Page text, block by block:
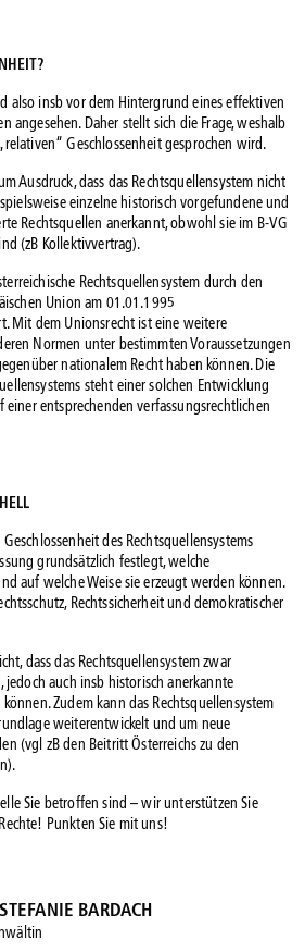
also insb vor dem Hintergrund eines effektiven
angesehen. Daher stellt sich die Frage, weshalb
Geschlossenheit gesprochen wird.
Ausdruck, dass das Rechtsquellensystem nicht
einzelne historisch vorgefundene und
Rechtsquellen anerkannt, obwohl sie im B-VG
(zB Kollektivvertrag).
Rechtsquellensystem durch den
Union am 01.01.1995
Mit dem Unionsrecht ist eine weitere
Normen unter bestimmten Voraussetzungen
nationalem Recht haben können. Die
steht einer solchen Entwicklung
entsprechenden verfassungsrechtlichen
des Rechtsquellensystems
grundsätzlich festlegt, welche
auf welche Weise sie erzeugt werden können.
Rechtssicherheit und demokratischer
dass das Rechtsquellensystem zwar
jedoch auch insb historisch anerkannte
Zudem kann das Rechtsquellensystem
weiterentwickelt und um neue
(vgl zB den Beitritt Österreichs zu den
Sie betroffen sind – wir unterstützen Sie
Punkten Sie mit uns!
BARDACH